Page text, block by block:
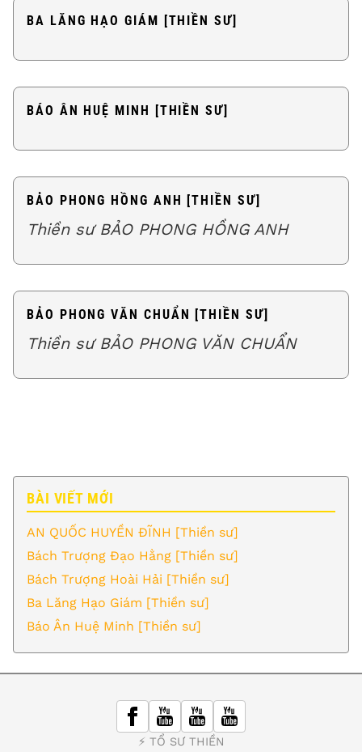
BA LĂNG HẠO GIÁM [THIỀN SƯ]
BÁO ÂN HUỆ MINH [THIỀN SƯ]
BẢO PHONG HỒNG ANH [THIỀN SƯ]
Thiền sư BẢO PHONG HỒNG ANH
BẢO PHONG VĂN CHUẨN [THIỀN SƯ]
Thiền sư BẢO PHONG VĂN CHUẨN
BÀI VIẾT MỚI
AN QUỐC HUYỀN ĐĨNH [Thiền sư]
Bách Trượng Đạo Hằng [Thiền sư]
Bách Trượng Hoài Hải [Thiền sư]
Ba Lăng Hạo Giám [Thiền sư]
Báo Ân Huệ Minh [Thiền sư]
⚡️ TỔ SƯ THIỀN